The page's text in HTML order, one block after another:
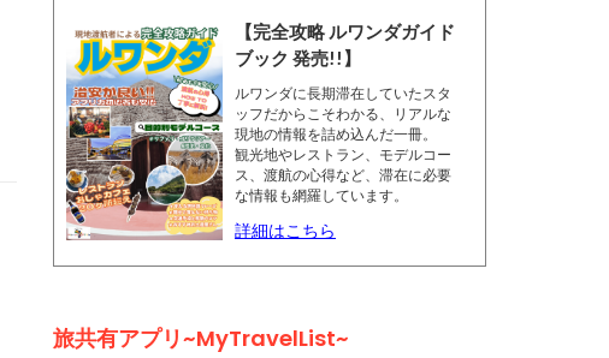
【完全攻略 ルワンダガイド
ブック 発売!!】
ルワンダに長期滞在していたスタ
ッフだからこそわかる、リアルな
現地の情報を詰め込んだ一冊。
観光地やレストラン、モデルコー
ス、渡航の心得など、滞在に必要
な情報も網羅しています。
詳細はこちら
旅共有アプリ~MyTravelList~